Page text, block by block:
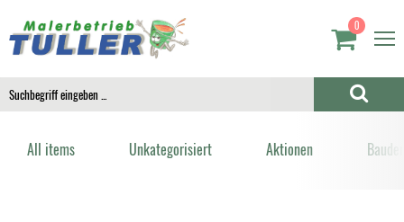
0
All items Unkategorisiert Aktionen